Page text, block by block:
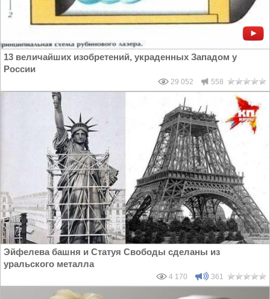
13 величайших изобретений, украденных Западом у
России
29 052 558
Эйфелева башня и Статуя Свободы сделаны из
уральского металла
4 170 361